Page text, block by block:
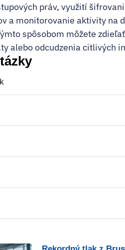
práv, využití
a monitorovanie aktivity na
spôsobom môžete
alebo odcudzenia citlivých